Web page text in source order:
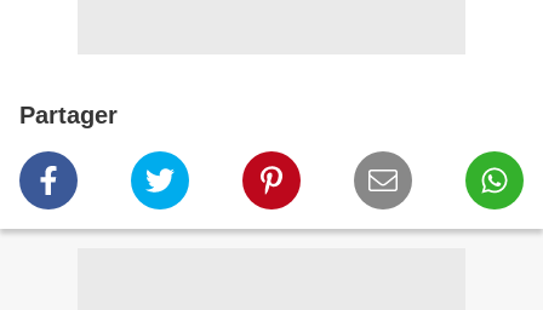
Partager